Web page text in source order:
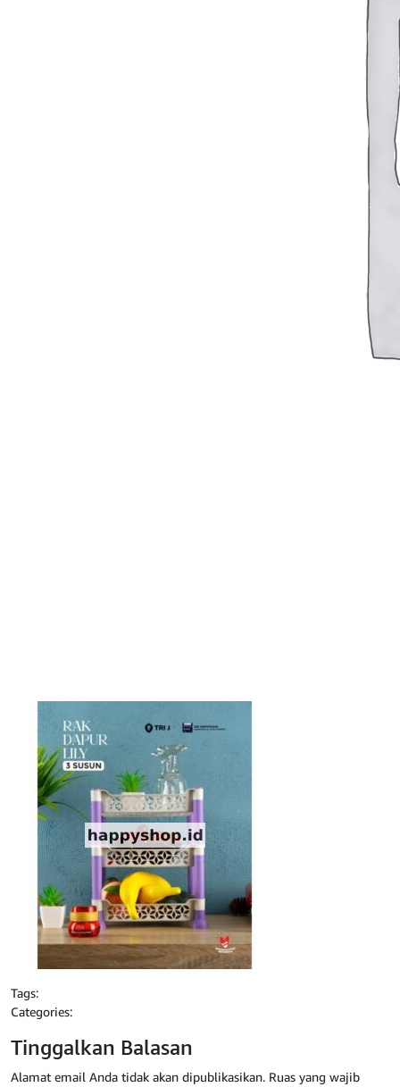
Tags:
Categories:
Tinggalkan Balasan
Alamat email Anda tidak akan dipublikasikan. Ruas yang wajib